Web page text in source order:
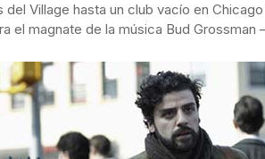
Village hasta un club vacío en
el magnate de la música Bud Grossman